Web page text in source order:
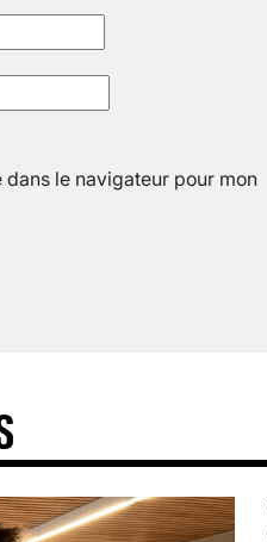
le navigateur pour mon